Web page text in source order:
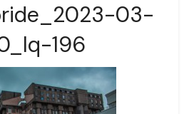
03-
196